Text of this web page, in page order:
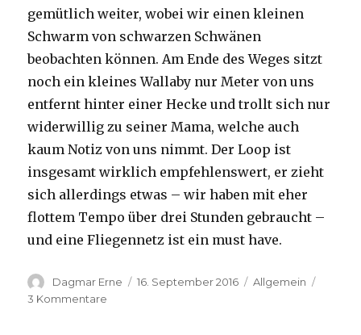
gemütlich weiter, wobei wir einen kleinen
Schwarm von schwarzen Schwänen
beobachten können. Am Ende des Weges sitzt
noch ein kleines Wallaby nur Meter von uns
entfernt hinter einer Hecke und trollt sich nur
widerwillig zu seiner Mama, welche auch
kaum Notiz von uns nimmt. Der Loop ist
insgesamt wirklich empfehlenswert, er zieht
sich allerdings etwas – wir haben mit eher
flottem Tempo über drei Stunden gebraucht –
und eine Fliegennetz ist ein must have.
Autor
Dagmar Erne
Veröffentlicht
16. September 2016 Kategorien
Allgemein
3 Kommentare